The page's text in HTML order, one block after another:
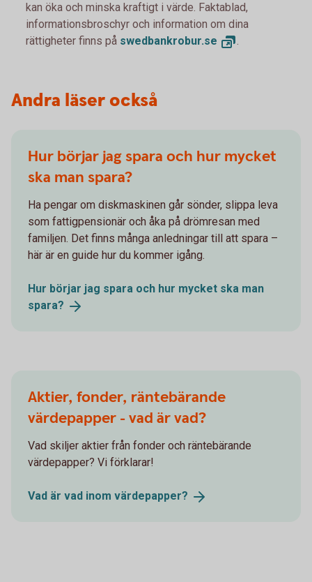
kan öka och minska kraftigt i värde. Faktablad,
informationsbroschyr och information om dina
rättigheter finns på swedbankrobur.se .
Andra läser också
Hur börjar jag spara och hur mycket
ska man spara?
Ha pengar om diskmaskinen går sönder, slippa leva
som fattigpensionär och åka på drömresan med
familjen. Det finns många anledningar till att spara –
här är en guide hur du kommer igång.
Hur börjar jag spara och hur mycket ska man
spara?
Aktier, fonder, räntebärande
värdepapper - vad är vad?
Vad skiljer aktier från fonder och räntebärande
värdepapper? Vi förklarar!
Vad är vad inom värdepapper?